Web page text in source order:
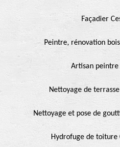
Façadier
Peintre, rénovation
Artisan peintre
Nettoyage de
Nettoyage et pose de
Hydrofuge de toiture